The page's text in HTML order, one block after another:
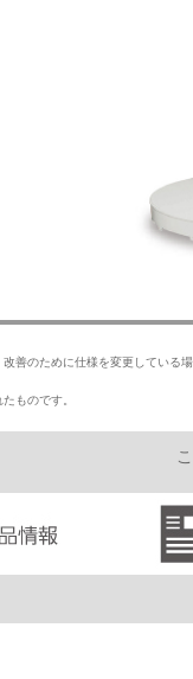
善のために仕様を変更している
ものです。